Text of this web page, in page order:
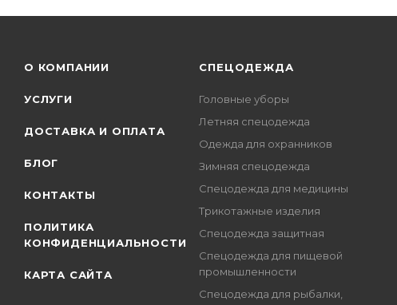
О КОМПАНИИ
УСЛУГИ
ДОСТАВКА И ОПЛАТА
БЛОГ
КОНТАКТЫ
ПОЛИТИКА
КОНФИДЕНЦИАЛЬНОСТИ
КАРТА САЙТА
СПЕЦОДЕЖДА
Головные уборы
Летняя спецодежда
Одежда для охранников
Зимняя спецодежда
Спецодежда для медицины
Трикотажные изделия
Спецодежда защитная
Спецодежда для пищевой
промышленности
Спецодежда для рыбалки,